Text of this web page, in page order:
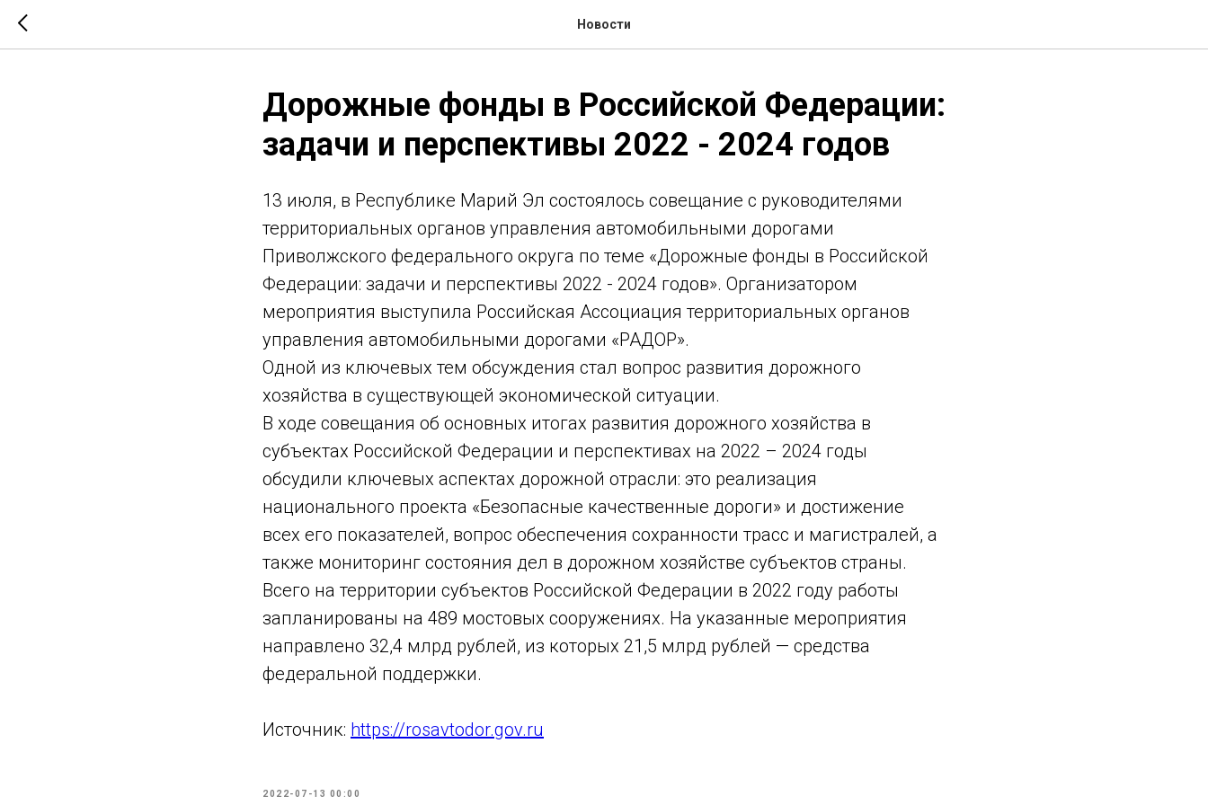
Новости
Дорожные фонды в Российской Федерации:
задачи и перспективы 2022 - 2024 годов
13 июля, в Республике Марий Эл состоялось совещание с руководителями
территориальных органов управления автомобильными дорогами
Приволжского федерального округа по теме «Дорожные фонды в Российской
Федерации: задачи и перспективы 2022 - 2024 годов». Организатором
мероприятия выступила Российская Ассоциация территориальных органов
управления автомобильными дорогами «РАДОР».
Одной из ключевых тем обсуждения стал вопрос развития дорожного
хозяйства в существующей экономической ситуации.
В ходе совещания об основных итогах развития дорожного хозяйства в
субъектах Российской Федерации и перспективах на 2022 – 2024 годы
обсудили ключевых аспектах дорожной отрасли: это реализация
национального проекта «Безопасные качественные дороги» и достижение
всех его показателей, вопрос обеспечения сохранности трасс и магистралей, а
также мониторинг состояния дел в дорожном хозяйстве субъектов страны.
Всего на территории субъектов Российской Федерации в 2022 году работы
запланированы на 489 мостовых сооружениях. На указанные мероприятия
направлено 32,4 млрд рублей, из которых 21,5 млрд рублей — средства
федеральной поддержки.
Источник: https://rosavtodor.gov.ru
2022-07-13 00:00